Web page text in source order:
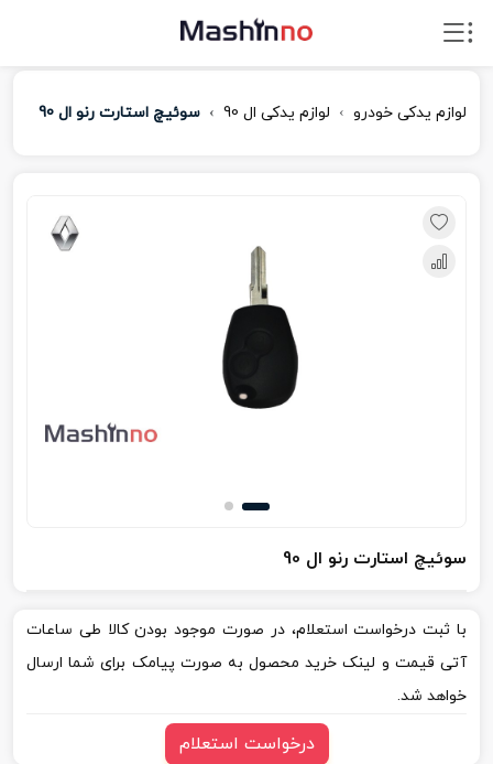
لوازم یدکی خودرو لوازم یدکی ال 90 سوئیچ استارت رنو ال 90
سوئیچ استارت رنو ال 90
با ثبت درخواست استعلام، در صورت موجود بودن کالا طی ساعات
آتی قیمت و لینک خرید محصول به صورت پیامک برای شما ارسال
خواهد شد.
درخواست استعلام